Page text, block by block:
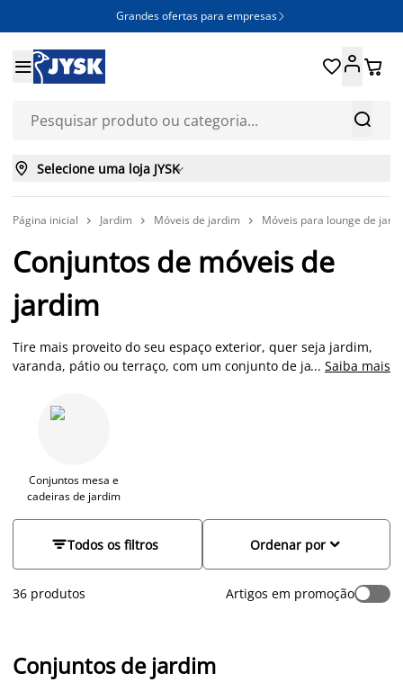
Grandes ofertas para empresas 


 
 Selecione uma loja JYSK
Página inicial  Jardim  Móveis de jardim  Móveis para lounge de
Conjuntos de móveis de
jardim
Tire mais proveito do seu espaço exterior, quer seja jardim,
varanda, pátio ou terraço, com um conjunto de jardim,
compostos por sofás de jardim, uma mesa e cadeiras de
exterior. Talvez planeie reunir os seus amigos para uma
jardim ideal, irá aproveitar o bom tempo no exterior de sua
casa. Explore as nossas opções de sofás de jardim e conjuntos
de exterior.
... Saiba mais
Conjuntos mesa e
cadeiras de jardim
Todos os filtros 
Ordenar por
36 produtos Artigos em promoção
Conjuntos de jardim